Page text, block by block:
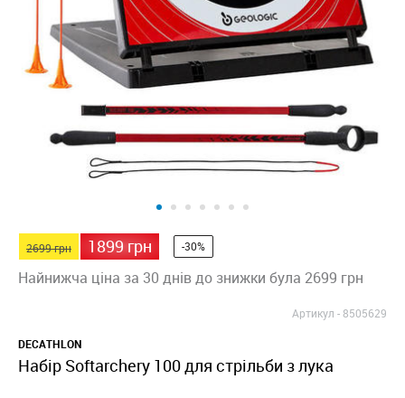
2699 грн 1899 грн -30%
Найнижча ціна за 30 днів до знижки була 2699 грн
Артикул -8505629
DECATHLON
Набір Softarchery 100 для стрільби з лука